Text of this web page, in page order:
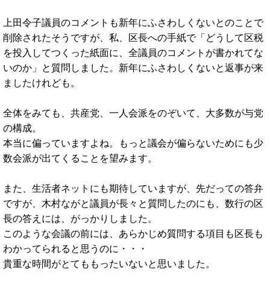
上田令子議員のコメントも新年にふさわしくないとのことで
削除されたそうですが、私、区長への手紙で「どうして区税
を投入してつくった紙面に、全議員のコメントが書かれてな
いのか」と質問しました。新年にふさわしくないと返事が来
ましたけれども。
全体をみても、共産党、一人会派をのぞいて、大多数が与党
の構成。
本当に偏っていますよね。もっと議会が偏らないためにも少
数会派が出てくることを望みます。
また、生活者ネットにも期待していますが、先だっての答弁
ですが、木村ながと議員が長々と質問したのにも、数行の区
長の答えには、がっかりしました。
このような会議の前には、あらかじめ質問する項目も区長も
わかってられると思うのに・・・
貴重な時間がとてももったいないと思いました。